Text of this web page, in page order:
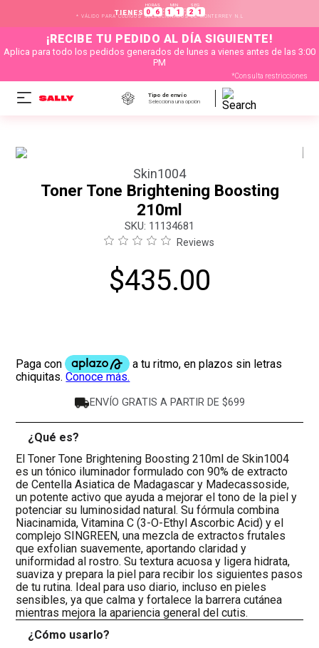
TIENES
HORAS
0 6 :
MIN
1 1 :
SEG
2 1
* VÁLIDO PARA CÓDIGOS SELECCIONADOS DE MONTERREY N.L
¡RECIBE TU PEDIDO AL DÍA SIGUIENTE!
Aplica para todo los pedidos generados de lunes a vienes antes de las 3:00
PM
*Consulta restricciones
Tipo de envío
Selecciona una opción
Skin1004
Toner Tone Brightening Boosting
210ml
: 11134681
Reviews
$435.00
ENVÍO GRATIS A PARTIR DE $699
¿Qué es?
El Toner Tone Brightening Boosting 210ml de Skin1004
es un tónico iluminador formulado con 90% de extracto
de Centella Asiatica de Madagascar y Madecassoside,
un potente activo que ayuda a mejorar el tono de la piel y
potenciar su luminosidad natural. Su fórmula combina
Niacinamida, Vitamina C (3-O-Ethyl Ascorbic Acid) y el
complejo SINGREEN, una mezcla de extractos frutales
que exfolian suavemente, aportando claridad y
uniformidad al rostro. Su textura acuosa y ligera hidrata,
suaviza y prepara la piel para recibir los siguientes pasos
de tu rutina. Ideal para uso diario, incluso en pieles
sensibles, ya que calma y fortalece la barrera cutánea
mientras mejora la apariencia general del cutis.
¿Cómo usarlo?